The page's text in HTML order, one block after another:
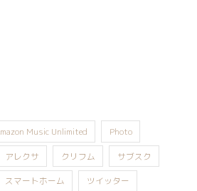
Music Unlimited Photo
アレクサ クリフム サブスク
スマートホーム ツイッター